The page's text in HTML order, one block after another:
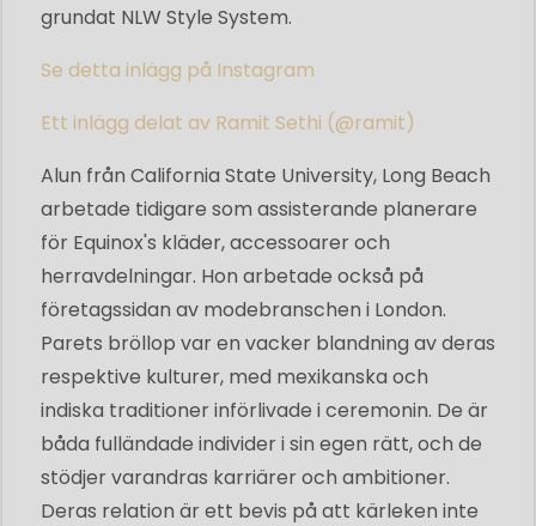
grundat NLW Style System.
Se detta inlägg på Instagram
Ett inlägg delat av Ramit Sethi (@ramit)
Alun från California State University, Long Beach
arbetade tidigare som assisterande planerare
för Equinox's kläder, accessoarer och
herravdelningar. Hon arbetade också på
företagssidan av modebranschen i London.
Parets bröllop var en vacker blandning av deras
respektive kulturer, med mexikanska och
indiska traditioner införlivade i ceremonin. De är
båda fulländade individer i sin egen rätt, och de
stödjer varandras karriärer och ambitioner.
Deras relation är ett bevis på att kärleken inte